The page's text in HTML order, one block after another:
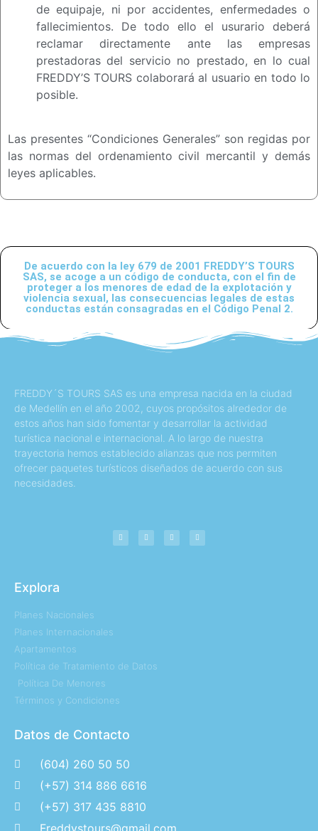
de equipaje, ni por accidentes, enfermedades o
fallecimientos. De todo ello el usurario deberá
reclamar directamente ante las empresas
prestadoras del servicio no prestado, en lo cual
FREDDY’S TOURS colaborará al usuario en todo lo
posible.
Las presentes “Condiciones Generales” son regidas por
las normas del ordenamiento civil mercantil y demás
leyes aplicables.
De acuerdo con la ley 679 de 2001 FREDDY’S TOURS
SAS, se acoge a un código de conducta, con el fin de
proteger a los menores de edad de la explotación y
violencia sexual, las consecuencias legales de estas
conductas están consagradas en el Código Penal 2.
FREDDY´S TOURS SAS es una empresa nacida en la ciudad
de Medellín en el año 2002, cuyos propósitos alrededor de
estos años han sido fomentar y desarrollar la actividad
turística nacional e internacional. A lo largo de nuestra
trayectoria hemos establecido alianzas que nos permiten
ofrecer paquetes turísticos diseñados de acuerdo con sus
necesidades.
Explora
Planes Nacionales
Planes Internacionales
Apartamentos
Política de Tratamiento de Datos
Política De Menores
Términos y Condiciones
Datos de Contacto
(604) 260 50 50
(+57) 314 886 6616
(+57) 317 435 8810